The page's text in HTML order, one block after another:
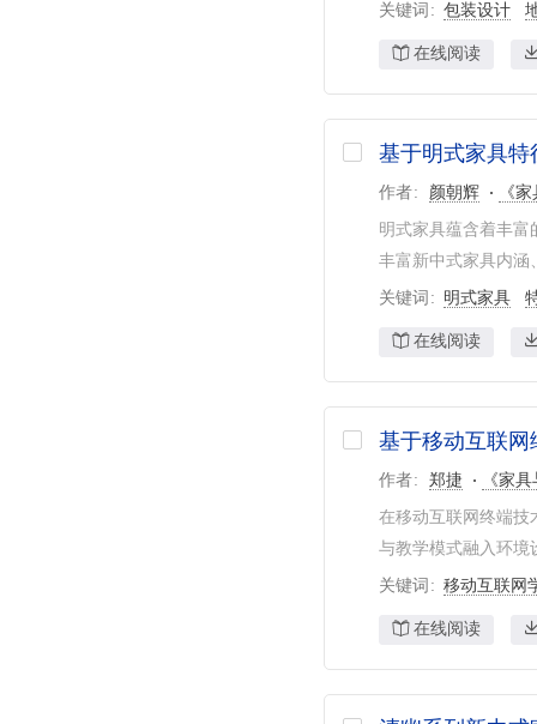
关键词 包装设计
在线阅读
基于明式家具
作者 颜朝辉 《
明式家具蕴含着丰
丰富新中式家具内涵
关键词 明式家具
在线阅读
基于移动互联
作者 郑捷 《家
在移动互联网终端技
与教学模式融入环境
关键词 移动互联网
在线阅读